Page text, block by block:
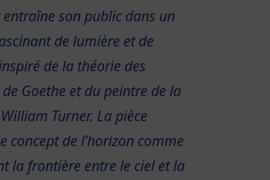
son public dans un
de lumière et de
de la théorie des
Goethe et du peintre de la
Turner. La pièce
concept de l’horizon comme
la frontière entre le ciel et la